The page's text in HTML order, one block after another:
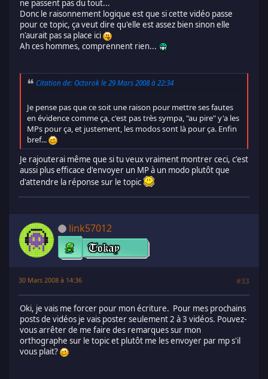
ne passent pas du tout...
Donc le raisonnement logique est que si cette vidéo passe
pour ce topic, ça veut dire qu'elle est assez bien sinon elle
n'aurait pas sa place ici
Ah ces hommes, comprennent rien...
Citation de: Octorok le 29 Mars 2008 à 22:34
Je pense pas que ce soit une raison pour mettre ses fautes
en évidence comme ça, c'est pas très sympa, "au pire" y'a les
MPs pour ça, et justement, les modos sont là pour ça. Enfin
bref...
Je rajouterai même que si tu veux vraiment montrer ceci, c'est
aussi plus efficace d'envoyer un MP à un modo plutôt que
d'attendre la réponse sur le topic
link57012
30 Mars 2008 à 14:36 #33
Oki, je vais me forcer pour mon écriture. Pour mes prochains
posts de vidéos je vais poster seulement 2 à 3 vidéos. Pouvez-
vous arrêter de me faire des remarques sur mon
orthographe sur le topic et plutôt me les envoyer par mp s'il
vous plait?